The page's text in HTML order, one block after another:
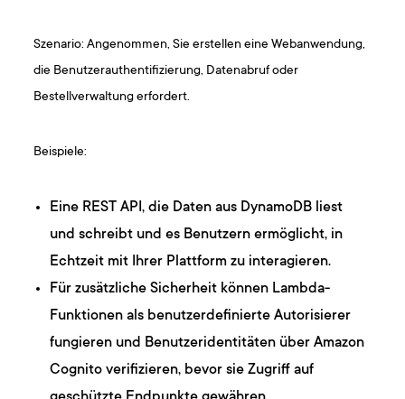
Szenario: Angenommen, Sie erstellen eine Webanwendung,
die Benutzerauthentifizierung, Datenabruf oder
Bestellverwaltung erfordert.
Beispiele:
Eine REST API, die Daten aus DynamoDB liest
und schreibt und es Benutzern ermöglicht, in
Echtzeit mit Ihrer Plattform zu interagieren.
Für zusätzliche Sicherheit können Lambda-
Funktionen als benutzerdefinierte Autorisierer
fungieren und Benutzeridentitäten über Amazon
Cognito verifizieren, bevor sie Zugriff auf